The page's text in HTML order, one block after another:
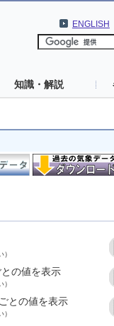
ENGLISH
知識・解説
の値を表示
との値を表示